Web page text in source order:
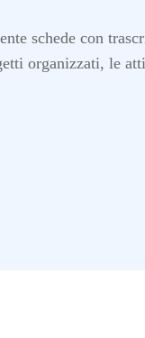
schede con
organizzati, le